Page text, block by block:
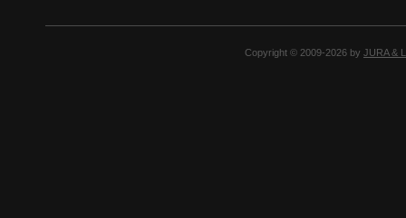
Copyright © 2009-2026 by JURA &